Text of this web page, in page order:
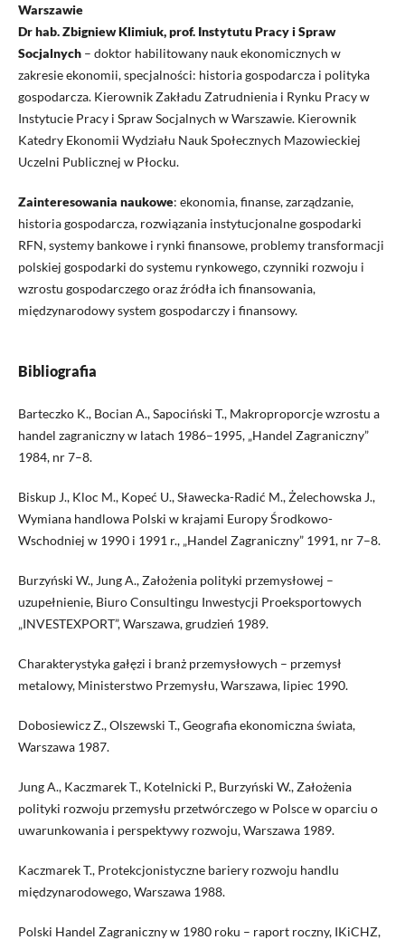
Warszawie
Dr hab. Zbigniew Klimiuk, prof. Instytutu Pracy i Spraw
Socjalnych– doktor habilitowany nauk ekonomicznych w
zakresie ekonomii, specjalności: historia gospodarcza i polityka
gospodarcza. Kierownik Zakładu Zatrudnienia i Rynku Pracy w
Instytucie Pracy i Spraw Socjalnych w Warszawie. Kierownik
Katedry Ekonomii Wydziału Nauk Społecznych Mazowieckiej
Uczelni Publicznej w Płocku.
Zainteresowania naukowe: ekonomia, finanse, zarządzanie,
historia gospodarcza, rozwiązania instytucjonalne gospodarki
RFN, systemy bankowe i rynki finansowe, problemy transformacji
polskiej gospodarki do systemu rynkowego, czynniki rozwoju i
wzrostu gospodarczego oraz źródła ich finansowania,
międzynarodowy system gospodarczy i finansowy.
Bibliografia
Barteczko K., Bocian A., Sapociński T., Makroproporcje wzrostu a
handel zagraniczny w latach 1986–1995, „Handel Zagraniczny”
1984, nr 7–8.
Biskup J., Kloc M., Kopeć U., Sławecka-Radić M., Żelechowska J.,
Wymiana handlowa Polski w krajami Europy Środkowo-
Wschodniej w 1990 i 1991 r., „Handel Zagraniczny” 1991, nr 7–8.
Burzyński W., Jung A., Założenia polityki przemysłowej –
uzupełnienie, Biuro Consultingu Inwestycji Proeksportowych
„INVESTEXPORT”, Warszawa, grudzień 1989.
Charakterystyka gałęzi i branż przemysłowych – przemysł
metalowy, Ministerstwo Przemysłu, Warszawa, lipiec 1990.
Dobosiewicz Z., Olszewski T., Geografia ekonomiczna świata,
Warszawa 1987.
Jung A., Kaczmarek T., Kotelnicki P., Burzyński W., Założenia
polityki rozwoju przemysłu przetwórczego w Polsce w oparciu o
uwarunkowania i perspektywy rozwoju, Warszawa 1989.
Kaczmarek T., Protekcjonistyczne bariery rozwoju handlu
międzynarodowego, Warszawa 1988.
Polski Handel Zagraniczny w 1980 roku – raport roczny, IKiCHZ,